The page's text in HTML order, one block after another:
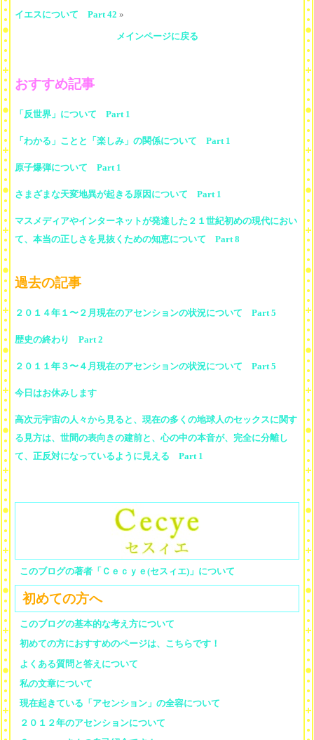
イエスについて Part 42 »
メインページに戻る
おすすめ記事
「反世界」について Part 1
「わかる」ことと「楽しみ」の関係について Part 1
原子爆弾について Part 1
さまざまな天変地異が起きる原因について Part 1
マスメディアやインターネットが発達した２１世紀初めの現代におい
て、本当の正しさを見抜くための知恵について Part 8
過去の記事
２０１４年１〜２月現在のアセンションの状況について Part 5
歴史の終わり Part 2
２０１１年３〜４月現在のアセンションの状況について Part 5
今日はお休みします
高次元宇宙の人々から見ると、現在の多くの地球人のセックスに関す
る見方は、世間の表向きの建前と、心の中の本音が、完全に分離し
て、正反対になっているように見える Part 1
このブログの著者「Ｃｅｃｙｅ(セスィエ)」について
初めての方へ
このブログの基本的な考え方について
初めての方におすすめのページは、こちらです！
よくある質問と答えについて
私の文章について
現在起きている「アセンション」の全容について
２０１２年のアセンションについて